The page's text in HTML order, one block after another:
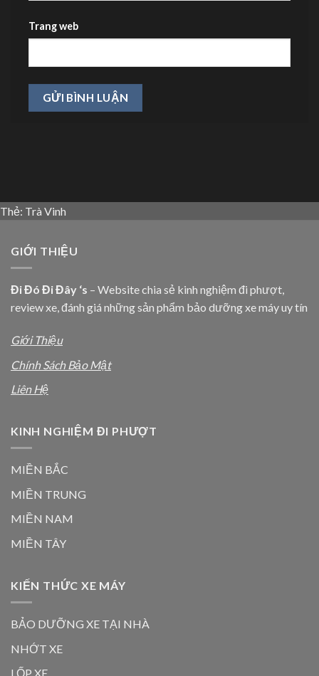
Trang web
Thẻ: Trà Vinh
GIỚI THIỆU
Đi Đó Đi Đây ‘s – Website chia sẻ kinh nghiệm đi phượt,
review xe, đánh giá những sản phẩm bảo dưỡng xe máy uy tín
Giới Thiệu
Chính Sách Bảo Mật
Liên Hệ
KINH NGHIỆM ĐI PHƯỢT
MIỀN BẮC
MIỀN TRUNG
MIỀN NAM
MIỀN TÂY
KIẾN THỨC XE MÁY
BẢO DƯỠNG XE TẠI NHÀ
NHỚT XE
LỐP XE